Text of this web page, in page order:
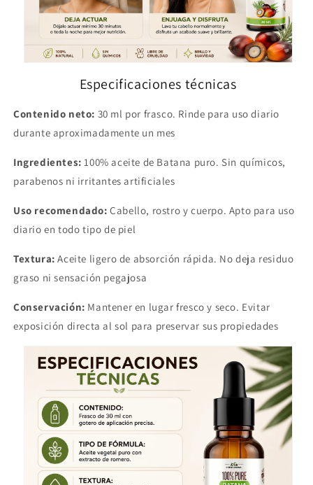
Especificaciones técnicas
Contenido neto: 30 ml por frasco. Rinde para uso diario
durante aproximadamente un mes
Ingredientes: 100% aceite de Batana puro. Sin químicos,
parabenos ni irritantes artificiales
Uso recomendado: Cabello, rostro y cuerpo. Apto para uso
diario en todo tipo de piel
Textura: Aceite ligero de absorción rápida. No deja residuo
graso ni sensación pegajosa
Conservación: Mantener en lugar fresco y seco. Evitar
exposición directa al sol para preservar sus propiedades